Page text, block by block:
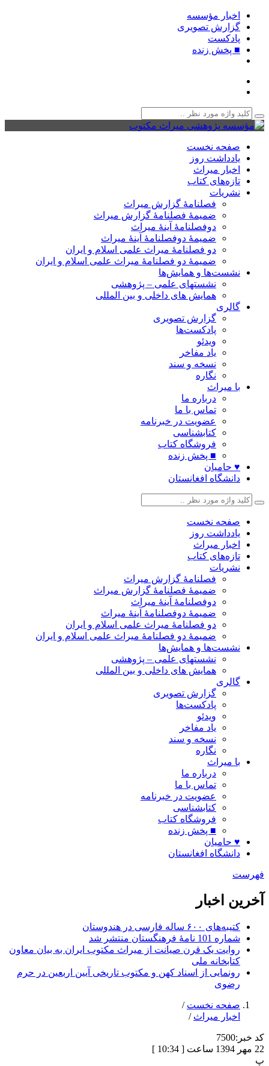
اخبار مؤسسه
گزارش تصویری
پادکست‌
■ پخش زنده
صفحه نخست
یادداشت روز
اخبار میراث
تازه‌های کتاب
نشریات
فصلنامۀ گزارش میراث
ضمیمۀ فصلنامۀ گزارش میراث
دوفصلنامۀ آینۀ میراث
ضمیمۀ دوفصلنامۀ آینۀ میراث
دو فصلنامۀ میراث علمی اسلام و ایران
ضمیمۀ دو فصلنامۀ میراث علمی اسلام و ایران
نشست‌ها و همایش‌ها
نشستهای علمی – پژوهشی
همایش های داخلی و بین المللی
گالری
گزارش تصویری
پادکست‌ها
ویدئو
یاد مفاخر
نسخه و سند
نگاره
با میراث
درباره ما
تماس با ما
عضویت در خبرنامه
کتابشناسی
فروشگاه کتاب
■ پخش زنده
♥ حامیان
دانشگاه افغانستان
صفحه نخست
یادداشت روز
اخبار میراث
تازه‌های کتاب
نشریات
فصلنامۀ گزارش میراث
ضمیمۀ فصلنامۀ گزارش میراث
دوفصلنامۀ آینۀ میراث
ضمیمۀ دوفصلنامۀ آینۀ میراث
دو فصلنامۀ میراث علمی اسلام و ایران
ضمیمۀ دو فصلنامۀ میراث علمی اسلام و ایران
نشست‌ها و همایش‌ها
نشستهای علمی – پژوهشی
همایش های داخلی و بین المللی
گالری
گزارش تصویری
پادکست‌ها
ویدئو
یاد مفاخر
نسخه و سند
نگاره
با میراث
درباره ما
تماس با ما
عضویت در خبرنامه
کتابشناسی
فروشگاه کتاب
■ پخش زنده
♥ حامیان
دانشگاه افغانستان
فهرست
آخرین اخبار
کتیبه‌های ۶۰۰ ساله فارسی در هندوستان
شماره 101 نامۀ فرهنگستان منتشر شد
روایت یک قرن صیانت از میراث مکتوب ایران به بیان معاون
کتابخانه ملی
رونمایی از اسناد کهن و مکتوب تاریخی آیین اربعین در حرم
رضوی
صفحه نخست /
اخبار میراث /
کد خبر:7500
22 مهر 1394 ساعت [ 10:34 ]
پ